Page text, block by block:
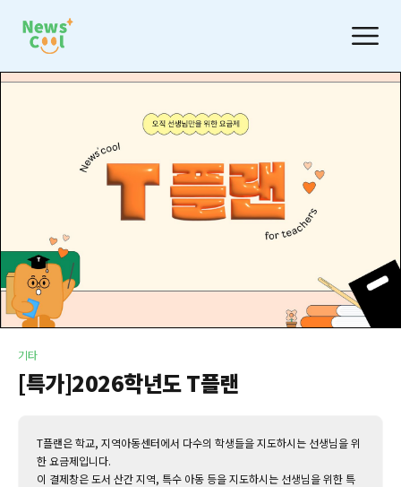
기타
[특가]2026학년도 T플랜
T플랜은 학교, 지역아동센터에서 다수의 학생들을 지도하시는 선생님을 위
한 요금제입니다.
이 결제창은 도서 산간 지역, 특수 아동 등을 지도하시는 선생님을 위한 특